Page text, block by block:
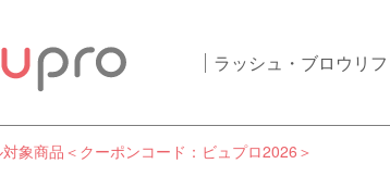
ラッシュ・ブロウリフ
象商品＜クーポンコード：ビュプロ2026＞